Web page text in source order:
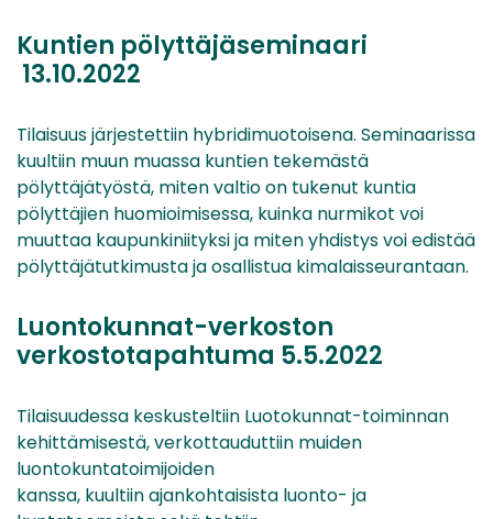
Kuntien pölyttäjäseminaari
13.10.2022
Tilaisuus järjestettiin hybridimuotoisena. Seminaarissa
kuultiin muun muassa kuntien tekemästä
pölyttäjätyöstä, miten valtio on tukenut kuntia
pölyttäjien huomioimisessa, kuinka nurmikot voi
muuttaa kaupunkiniityksi ja miten yhdistys voi edistää
pölyttäjätutkimusta ja osallistua kimalaisseurantaan.
Luontokunnat-verkoston
verkostotapahtuma 5.5.2022
Tilaisuudessa keskusteltiin Luotokunnat-toiminnan
kehittämisestä, verkottauduttiin muiden
luontokuntatoimijoiden
kanssa, kuultiin ajankohtaisista luonto- ja